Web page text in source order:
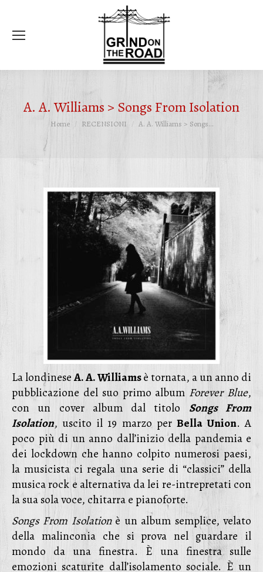
A. A. Williams > Songs From Isolation
Tu sei qui:
Home RECENSIONI A. A. Williams > Songs…
La londineseA. A. Williamsè tornata, a un anno di
pubblicazione del suo primo album Forever Blue,
con un cover album dal titolo Songs From
Isolation, uscito il 19 marzo per Bella Union. A
poco più di un anno dall’inizio della pandemia e
dei lockdown che hanno colpito numerosi paesi,
la musicista ci regala una serie di “classici” della
musica rock e alternativa da lei re-intrepretati con
la sua sola voce, chitarra e pianoforte.
Songs From Isolation è un album semplice, velato
della malinconia che si prova nel guardare il
mondo da una finestra. È una finestra sulle
emozioni scaturite dall’isolamento sociale. È un